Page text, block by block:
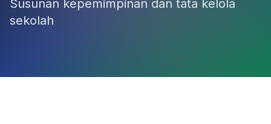
Susunan kepemimpinan dan tata kelola
sekolah